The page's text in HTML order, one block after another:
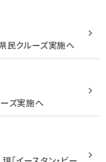
民クルーズ実施へ
ーズ実施へ